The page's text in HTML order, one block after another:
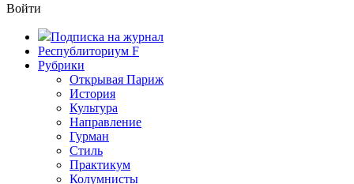
Войти
Подписка на журнал
Республиториум F
Рубрики
Открывая Париж
История
Культура
Направление
Гурман
Стиль
Практикум
Колумнисты